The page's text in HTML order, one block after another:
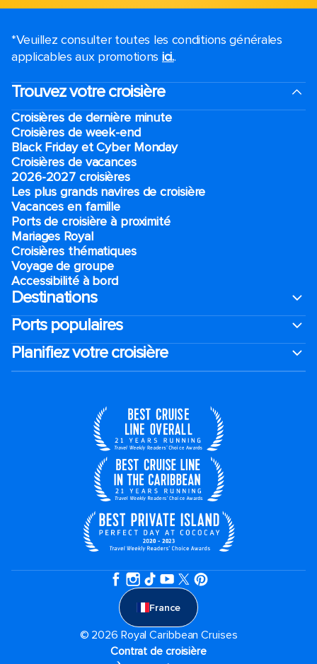
*Veuillez consulter toutes les conditions générales
applicables aux promotions ici..
Trouvez votre croisière
Croisières de dernière minute
Croisières de week-end
Black Friday et Cyber Monday
Croisières de vacances
2026-2027 croisières
Les plus grands navires de croisière
Vacances en famille
Ports de croisière à proximité
Mariages Royal
Croisières thématiques
Voyage de groupe​
Accessibilité à bord​
Destinations
Ports populaires
Planifiez votre croisière
France
© 2026 Royal Caribbean Cruises
Contrat de croisière